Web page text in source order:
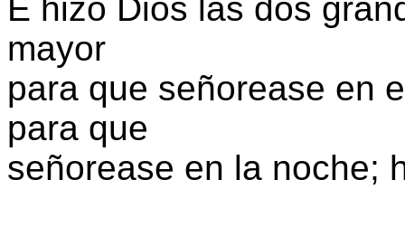
E hizo Dios las dos
mayor
para que señorease en
para que
señorease en la noche;